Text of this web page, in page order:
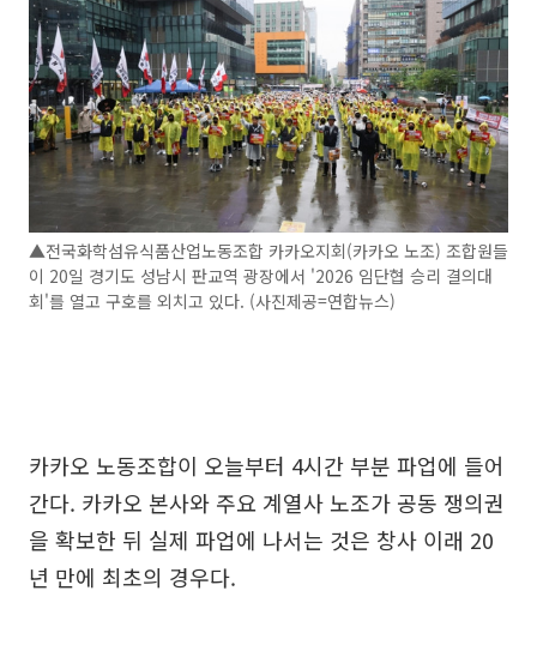
▲전국화학섬유식품산업노동조합 카카오지회(카카오 노조) 조합원들
이 20일 경기도 성남시 판교역 광장에서 '2026 임단협 승리 결의대
회'를 열고 구호를 외치고 있다. (사진제공=연합뉴스)
카카오 노동조합이 오늘부터 4시간 부분 파업에 들어
간다. 카카오 본사와 주요 계열사 노조가 공동 쟁의권
을 확보한 뒤 실제 파업에 나서는 것은 창사 이래 20
년 만에 최초의 경우다.